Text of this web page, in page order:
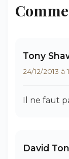
Tony
24/12/2013 à
Il ne faut
David